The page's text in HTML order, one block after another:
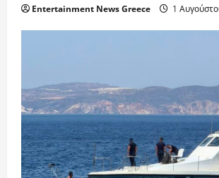
Entertainment News Greece 1